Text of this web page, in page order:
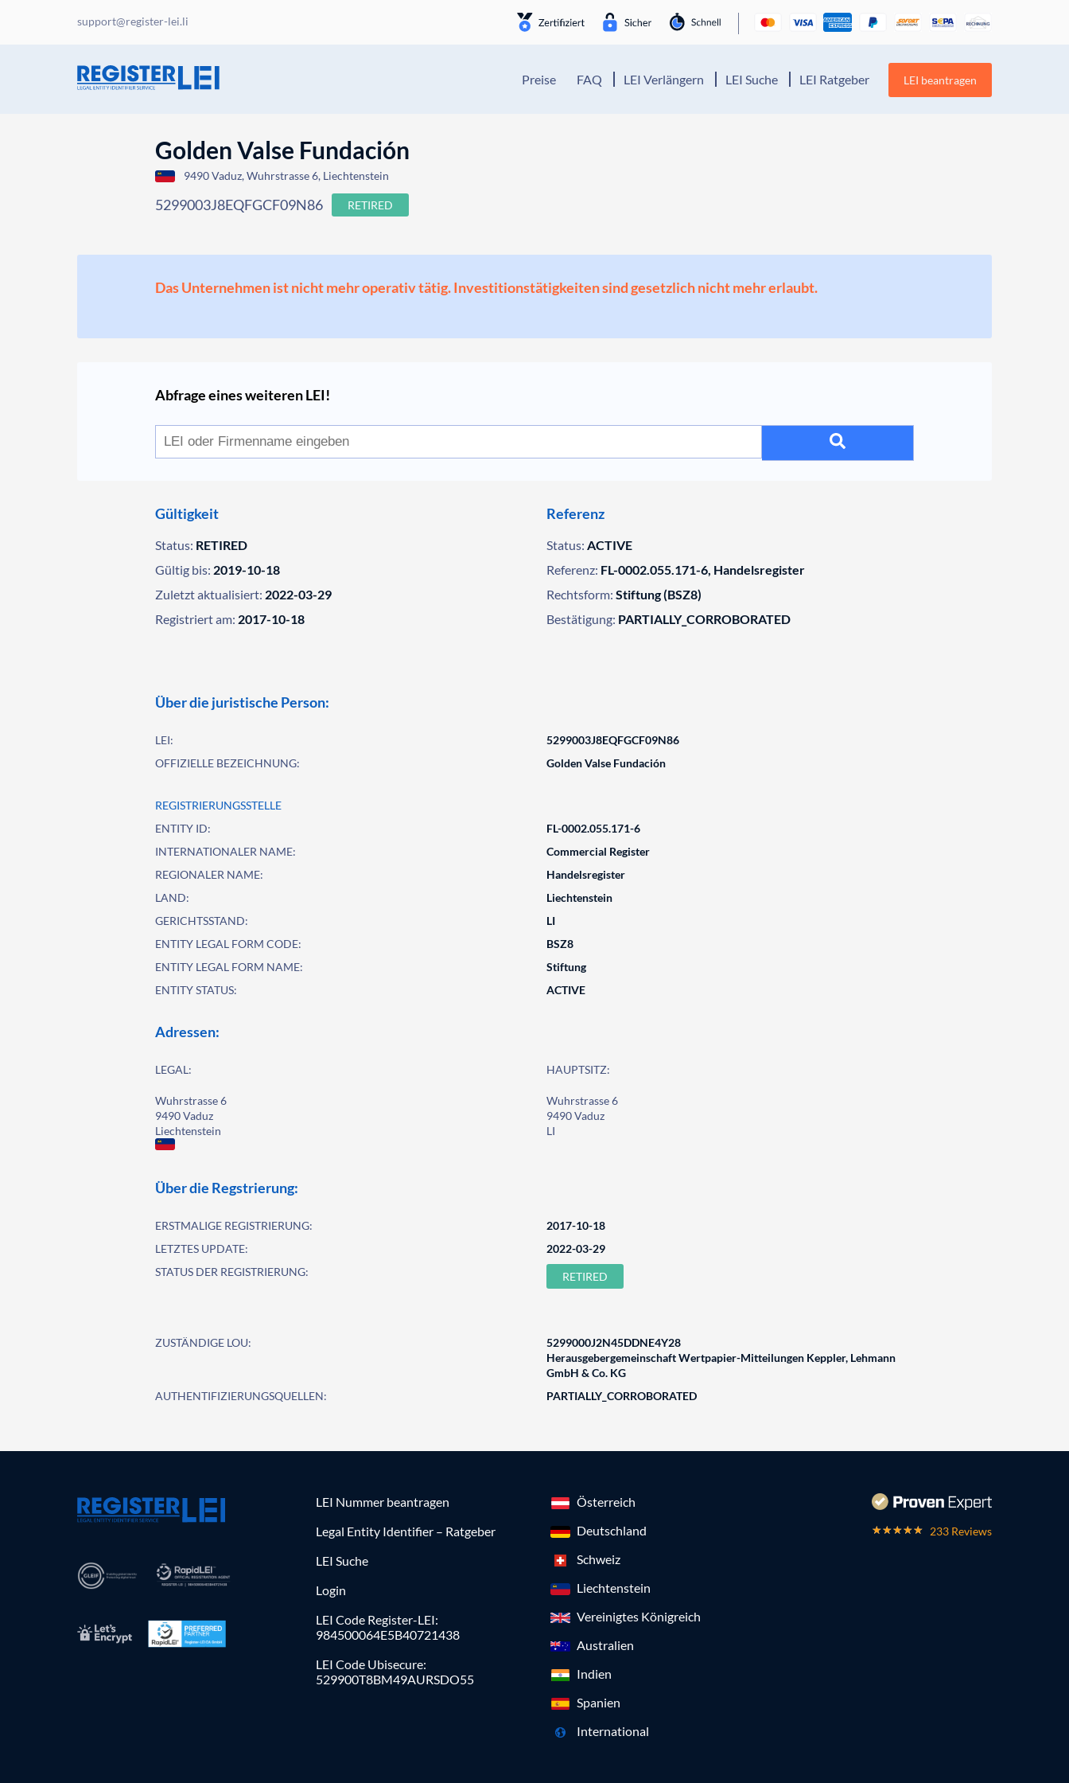
support@register-lei.li
Preise FAQ LEI Verlängern LEI Suche LEI Ratgeber LEI beantragen
Golden Valse Fundación
9490 Vaduz, Wuhrstrasse 6, Liechtenstein
5299003J8EQFGCF09N86 RETIRED
Das Unternehmen ist nicht mehr operativ tätig. Investitionstätigkeiten sind gesetzlich nicht mehr erlaubt.
Abfrage eines weiteren LEI!
Gültigkeit
Status: RETIRED
Gültig bis: 2019-10-18
Zuletzt aktualisiert: 2022-03-29
Registriert am: 2017-10-18
Referenz
Status: ACTIVE
Referenz: FL-0002.055.171-6, Handelsregister
Rechtsform: Stiftung (BSZ8)
Bestätigung: PARTIALLY_CORROBORATED
Über die juristische Person:
LEI:
5299003J8EQFGCF09N86
OFFIZIELLE BEZEICHNUNG:
Golden Valse Fundación
REGISTRIERUNGSSTELLE
ENTITY ID:
FL-0002.055.171-6
INTERNATIONALER NAME:
Commercial Register
REGIONALER NAME:
Handelsregister
LAND:
Liechtenstein
GERICHTSSTAND:
LI
ENTITY LEGAL FORM CODE:
BSZ8
ENTITY LEGAL FORM NAME:
Stiftung
ENTITY STATUS:
ACTIVE
Adressen:
LEGAL:
Wuhrstrasse 6
9490 Vaduz
Liechtenstein
HAUPTSITZ:
Wuhrstrasse 6
9490 Vaduz
LI
Über die Regstrierung:
ERSTMALIGE REGISTRIERUNG:
2017-10-18
LETZTES UPDATE:
2022-03-29
STATUS DER REGISTRIERUNG:
RETIRED
ZUSTÄNDIGE LOU:
5299000J2N45DDNE4Y28
Herausgebergemeinschaft Wertpapier-Mitteilungen Keppler, Lehmann
GmbH & Co. KG
AUTHENTIFIZIERUNGSQUELLEN:
PARTIALLY_CORROBORATED
LEI Nummer beantragen
Legal Entity Identifier – Ratgeber
LEI Suche
Login
LEI Code Register-LEI:
984500064E5B40721438
LEI Code Ubisecure:
529900T8BM49AURSDO55
Österreich
Deutschland
Schweiz
Liechtenstein
Vereinigtes Königreich
Australien
Indien
Spanien
International
233 Reviews